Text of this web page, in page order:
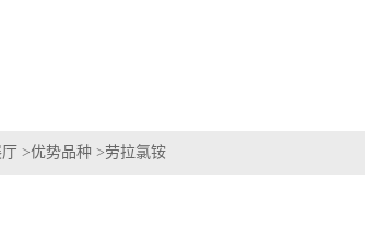
>优势品种 >劳拉氯铵